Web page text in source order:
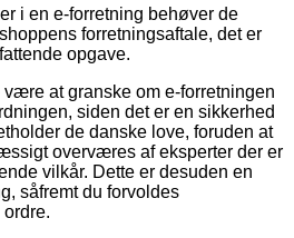
i en e-forretning behøver de
forretningsaftale, det er
opgave.
at granske om e-forretningen
siden det er en sikkerhed
de danske love, foruden at
overværes af eksperter der er
vilkår. Dette er desuden en
såfremt du forvoldes